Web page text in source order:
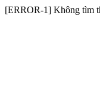
[ERROR-1] Không tìm